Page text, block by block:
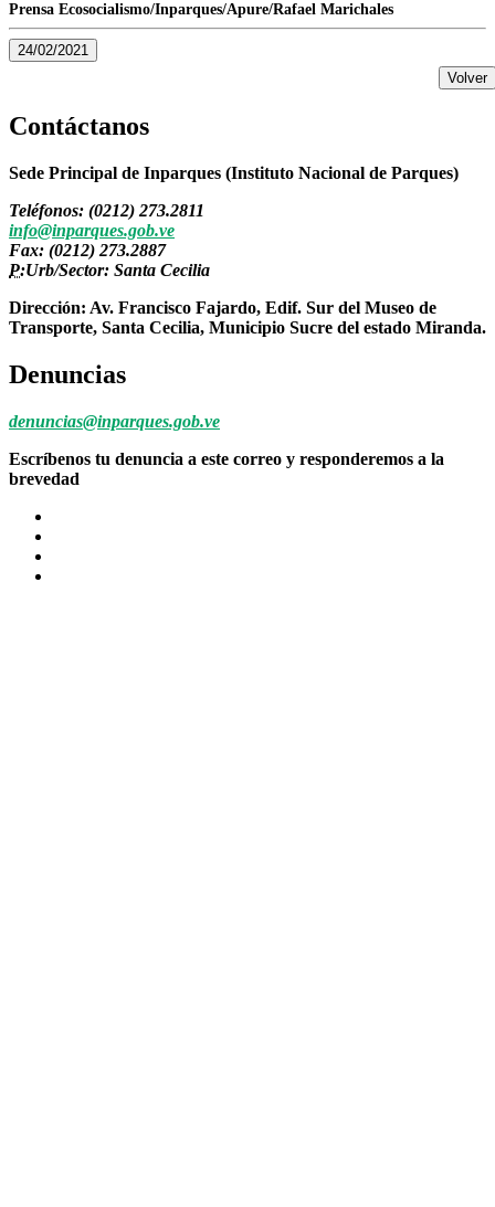
Prensa Ecosocialismo/Inparques/Apure/Rafael Marichales
24/02/2021
Volver
Contáctanos
Sede Principal de Inparques (Instituto Nacional de Parques)
Teléfonos: (0212) 273.2811
info@inparques.gob.ve
Fax: (0212) 273.2887
P:Urb/Sector: Santa Cecilia
Dirección: Av. Francisco Fajardo, Edif. Sur del Museo de
Transporte, Santa Cecilia, Municipio Sucre del estado Miranda.
Denuncias
denuncias@inparques.gob.ve
Escríbenos tu denuncia a este correo y responderemos a la
brevedad